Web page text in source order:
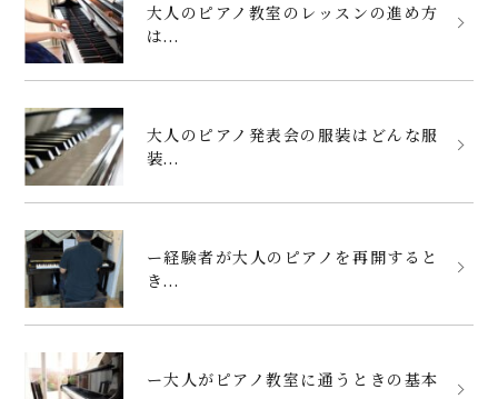
大人のピアノ教室のレッスンの進め方
は...
大人のピアノ発表会の服装はどんな服
装...
ー経験者が大人のピアノを再開すると
き...
ー大人がピアノ教室に通うときの基本